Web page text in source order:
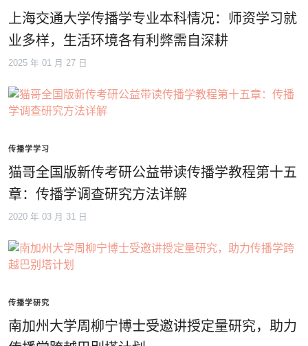
上海交通大学传播学专业本科情况：师资学习就
业多样，生活环境各有利弊需自深耕
2025 年 01 月 27 日
传播学学习
猫哥全国版新传考研公益带读传播学教程第十五
章：传播学调查研究方法详解
2020 年 03 月 31 日
传播学研究
南加州大学周柳宁博士受邀讲授定量研究，助力